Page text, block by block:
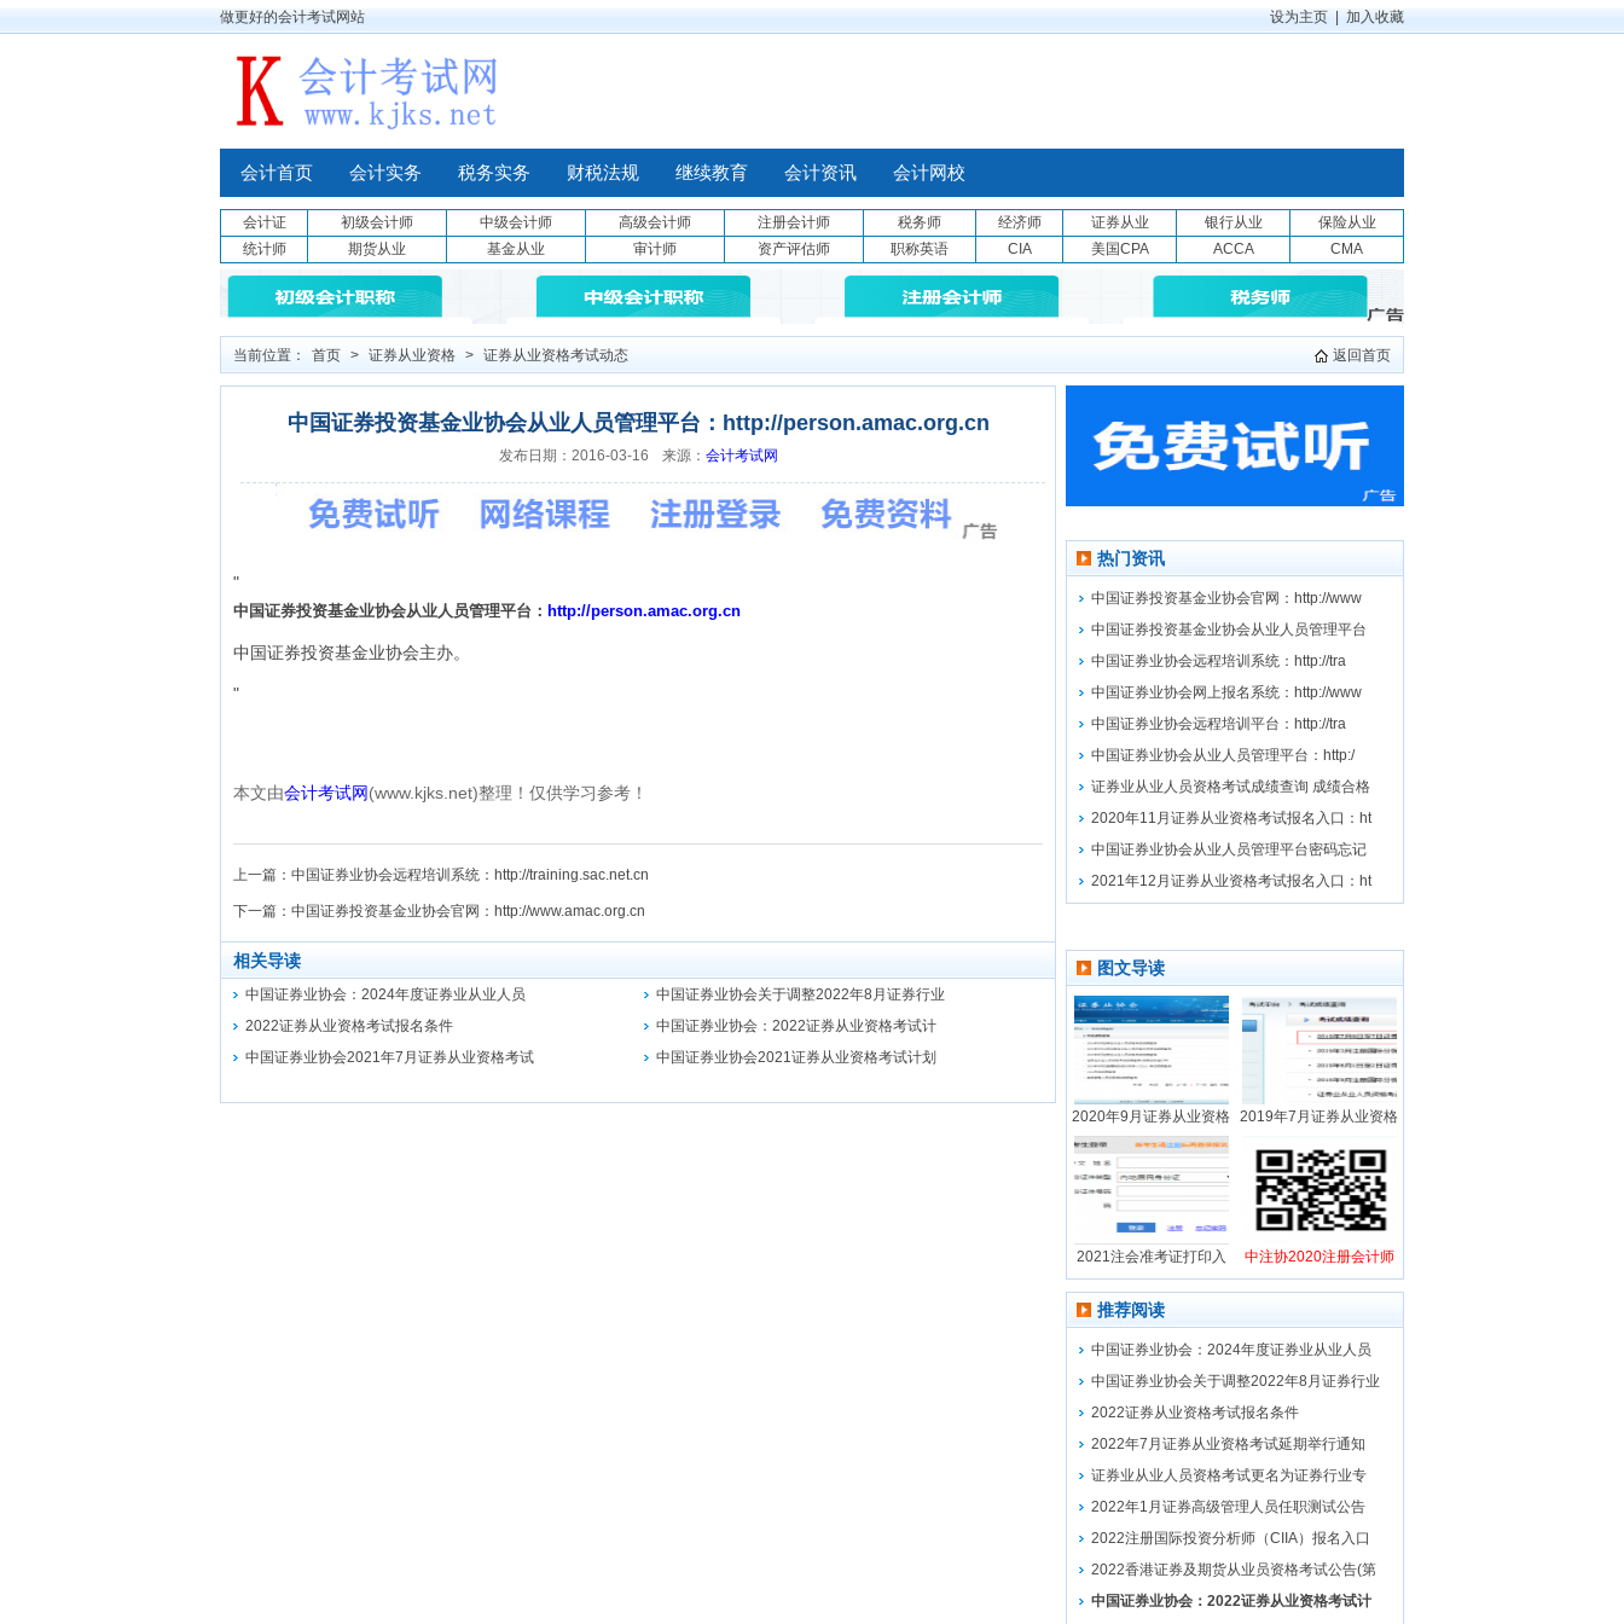
设为主页 加入收藏
做更好的会计考试网站
会计首页 会计实务 税务实务 财税法规 继续教育 会计资讯 会计网校
会计证 初级会计师 中级会计师 高级会计师 注册会计师 税务师 经济师 证券从业 银行从业
保险从业
统计师
期货从业 基金从业 审计师 资产评估师 职称英语 CIA 美国CPA ACCA CMA
当前位置： 首页 > 证券从业资格 > 证券从业资格考试动态 返回首页
中国证券投资基金业协会从业人员管理平台：http://person.amac.org.cn
发布日期：2016-03-16 来源： 会计考试网
"
中国证券投资基金业协会从业人员管理平台： http://person.amac.org.cn
中国证券投资基金业协会主办。
"
本文由会计考试网(www.kjks.net)整理！仅供学习参考！
上一篇： 中国证券业协会远程培训系统：http://training.sac.net.cn
下一篇： 中国证券投资基金业协会官网：http://www.amac.org.cn
相关导读
中国证券业协会：2024年度证券业从业人员
中国证券业协会关于调整2022年8月证券行业
2022证券从业资格考试报名条件
中国证券业协会：2022证券从业资格考试计
中国证券业协会2021年7月证券从业资格考试
中国证券业协会2021证券从业资格考试计划
热门资讯
中国证券投资基金业协会官网：http://www
中国证券投资基金业协会从业人员管理平台
中国证券业协会远程培训系统：http://tra
中国证券业协会网上报名系统：http://www
中国证券业协会远程培训平台：http://tra
中国证券业协会从业人员管理平台：http:/
证券业从业人员资格考试成绩查询 成绩合格
2020年11月证券从业资格考试报名入口：ht
中国证券业协会从业人员管理平台密码忘记
2021年12月证券从业资格考试报名入口：ht
图文导读
2020年9月证券从业资格 2019年7月证券从业资格
2021注会准考证打印入 中注协2020注册会计师
推荐阅读
中国证券业协会：2024年度证券业从业人员
中国证券业协会关于调整2022年8月证券行业
2022证券从业资格考试报名条件
2022年7月证券从业资格考试延期举行通知
证券业从业人员资格考试更名为证券行业专
2022年1月证券高级管理人员任职测试公告
2022注册国际投资分析师（CIIA）报名入口
2022香港证券及期货从业员资格考试公告(第
中国证券业协会：2022证券从业资格考试计